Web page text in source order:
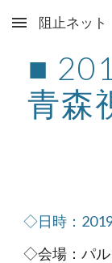
Skip to main
阻止ネット
■
青森
◇日時：
◇会場：パル